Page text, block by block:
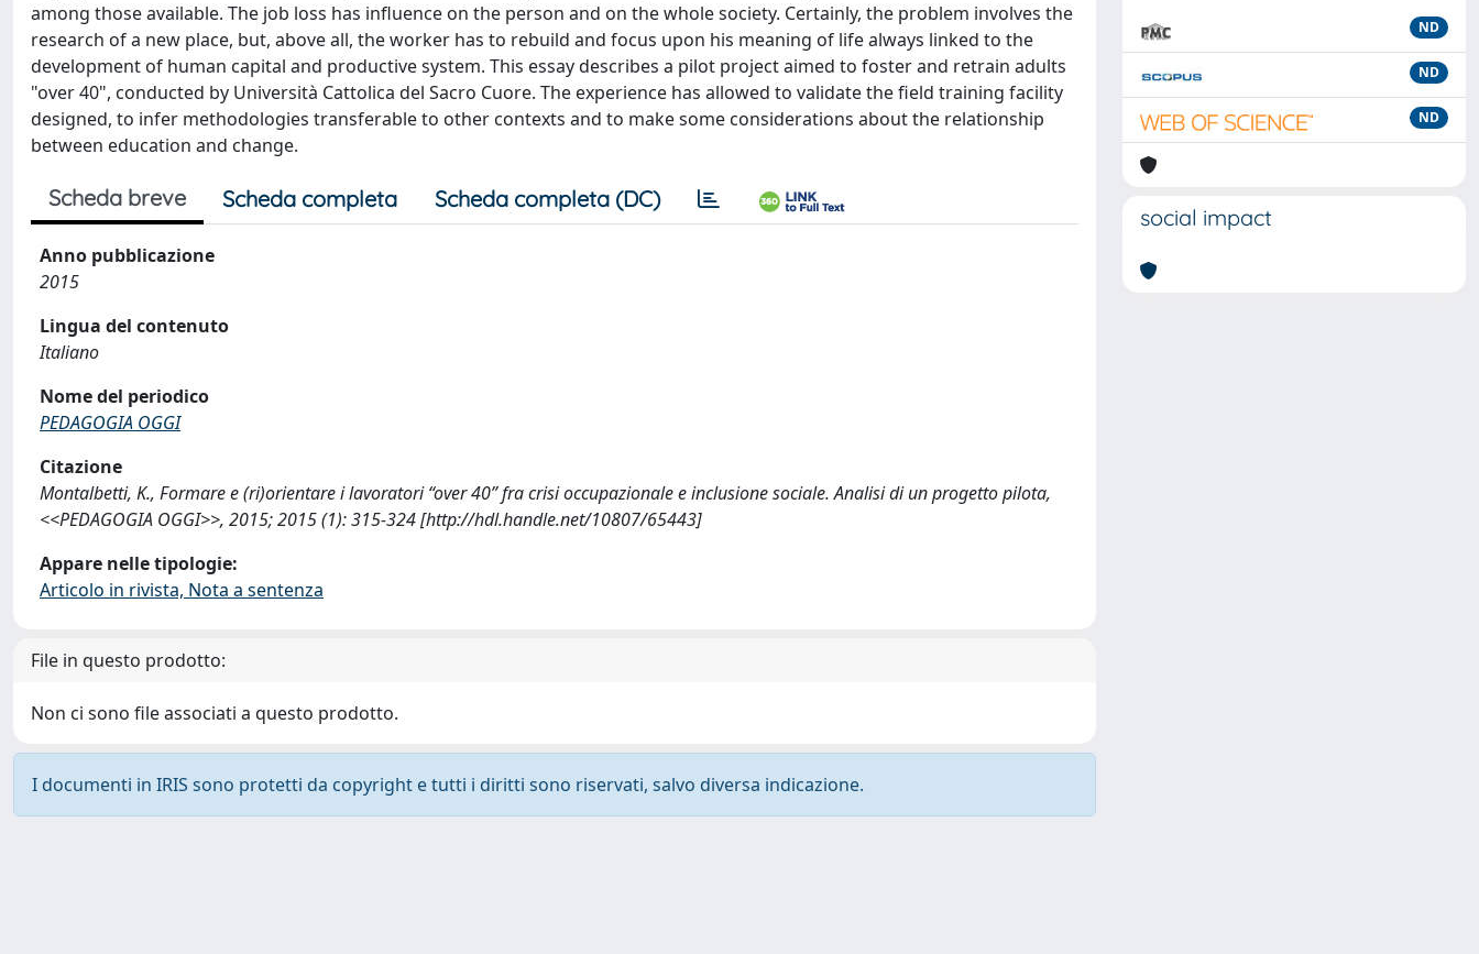
among those available. The job loss has influence on the person and on the whole society. Certainly, the problem involves the
research of a new place, but, above all, the worker has to rebuild and focus upon his meaning of life always linked to the
development of human capital and productive system. This essay describes a pilot project aimed to foster and retrain adults
"over 40", conducted by Università Cattolica del Sacro Cuore. The experience has allowed to validate the field training facility
designed, to infer methodologies transferable to other contexts and to make some considerations about the relationship
between education and change.
Scheda breve Scheda completa Scheda completa (DC)
Anno pubblicazione
2015
Lingua del contenuto
Italiano
Nome del periodico
PEDAGOGIA OGGI
Citazione
Montalbetti, K., Formare e (ri)orientare i lavoratori “over 40” fra crisi occupazionale e inclusione sociale. Analisi di un progetto pilota,
<<PEDAGOGIA OGGI>>, 2015; 2015 (1): 315-324 [http://hdl.handle.net/10807/65443]
Appare nelle tipologie:
Articolo in rivista, Nota a sentenza
File in questo prodotto:
Non ci sono file associati a questo prodotto.
I documenti in IRIS sono protetti da copyright e tutti i diritti sono riservati, salvo diversa indicazione.
ND
ND
ND
social impact